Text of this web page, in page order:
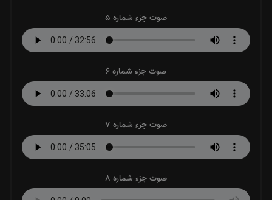
صوت جزء شماره 5
صوت جزء شماره 6
صوت جزء شماره 7
صوت جزء شماره 8